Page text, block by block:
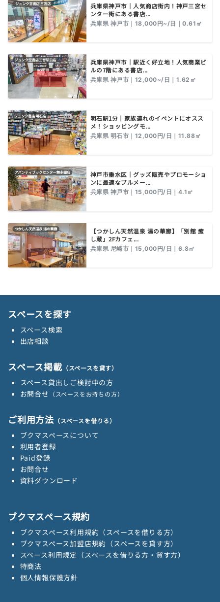
兵庫県神戸市｜人気商店街内！神戸三宮セ
ンター街にある書店...
兵庫県 神戸市｜18,000円~/日｜0.61㎡
兵庫県神戸市｜駅近く好立地！人気商業ビ
ルの7階にある書店...
兵庫県 神戸市｜12,000~/日｜1.62㎡
明石駅1分｜家族連れのイベントにオスス
メ！ショッピングモ...
兵庫県 明石市｜12,000円/日｜11.88㎡
神戸市垂水区｜グッズ販売やプロモーショ
ンに最適なブルメー...
兵庫県 神戸市｜15,000円/日｜4.1㎡
【つかしん天然温泉 湯の華廊】「別館 癒
し蔵」2Fカフェ...
兵庫県 尼崎市｜15,000円/日｜6.8㎡
スペースを探す
スペース検索
出店相談
スペース掲載 （スペースを貸す）
スペース貸出しご検討中の方
お問合せ （スペースをお持ちの方）
ご利用方法 （スペースを借りる）
ブクマスペースについて
利用者登録
Paid登録
お問合せ
資料ダウンロード
ブクマスペース規約
ブクマスペース利用規約（スペースを借りる方）
ブクマスペース加盟店規約（スペースを貸す方）
スペース利用規定（スペースを借りる方・貸す方）
特商法
個人情報保護方針